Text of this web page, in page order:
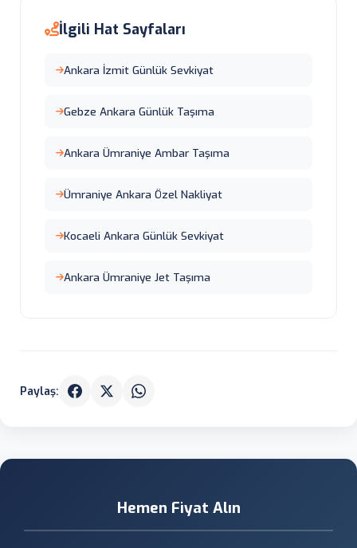
İlgili Hat Sayfaları
Ankara İzmit Günlük Sevkiyat
Gebze Ankara Günlük Taşıma
Ankara Ümraniye Ambar Taşıma
Ümraniye Ankara Özel Nakliyat
Kocaeli Ankara Günlük Sevkiyat
Ankara Ümraniye Jet Taşıma
Paylaş:
Hemen Fiyat Alın